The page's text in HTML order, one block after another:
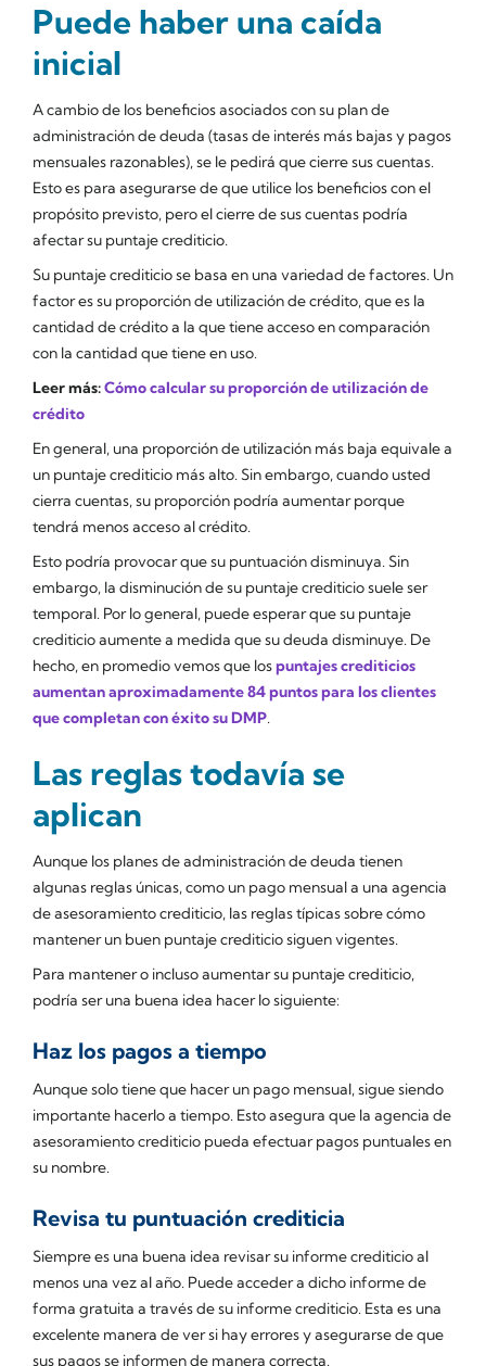
Puede haber una caída
inicial
A cambio de los beneficios asociados con su plan de
administración de deuda (tasas de interés más bajas y pagos
mensuales razonables), se le pedirá que cierre sus cuentas.
Esto es para asegurarse de que utilice los beneficios con el
propósito previsto, pero el cierre de sus cuentas podría
afectar su puntaje crediticio.
Su puntaje crediticio se basa en una variedad de factores. Un
factor es su proporción de utilización de crédito, que es la
cantidad de crédito a la que tiene acceso en comparación
con la cantidad que tiene en uso.
Leer más:Cómo calcular su proporción de utilización de
crédito
En general, una proporción de utilización más baja equivale a
un puntaje crediticio más alto. Sin embargo, cuando usted
cierra cuentas, su proporción podría aumentar porque
tendrá menos acceso al crédito.
Esto podría provocar que su puntuación disminuya. Sin
embargo, la disminución de su puntaje crediticio suele ser
temporal. Por lo general, puede esperar que su puntaje
crediticio aumente a medida que su deuda disminuye. De
hecho, en promedio vemos que lospuntajes crediticios
aumentan aproximadamente 84 puntos para los clientes
que completan con éxito su DMP.
Las reglas todavía se
aplican
Aunque los planes de administración de deuda tienen
algunas reglas únicas, como un pago mensual a una agencia
de asesoramiento crediticio, las reglas típicas sobre cómo
mantener un buen puntaje crediticio siguen vigentes.
Para mantener o incluso aumentar su puntaje crediticio,
podría ser una buena idea hacer lo siguiente:
Haz los pagos a tiempo
Aunque solo tiene que hacer un pago mensual, sigue siendo
importante hacerlo a tiempo. Esto asegura que la agencia de
asesoramiento crediticio pueda efectuar pagos puntuales en
su nombre.
Revisa tu puntuación crediticia
Siempre es una buena idea revisar su informe crediticio al
menos una vez al año. Puede acceder a dicho informe de
forma gratuita a través de su informe crediticio. Esta es una
excelente manera de ver si hay errores y asegurarse de que
sus pagos se informen de manera correcta.